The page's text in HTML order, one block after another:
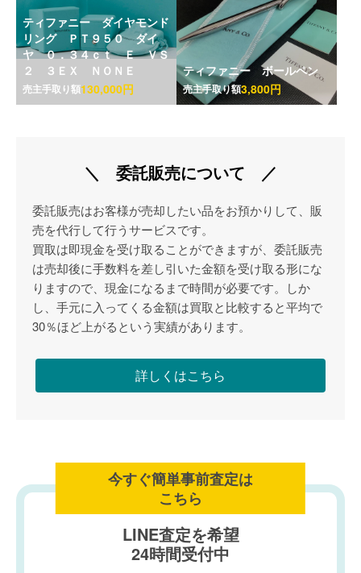
ティファニー ダイヤモンド
リング ＰＴ９５０ ダイ
ヤ ０．３４ｃｔ Ｅ ＶＳ
２ ３ＥＸ ＮＯＮＥ
売主手取り額130,000円
ティファニー ボールペン
売主手取り額3,800円
＼ 委託販売について ／
委託販売はお客様が売却したい品をお預かりして、販
売を代行して行うサービスです。
買取は即現金を受け取ることができますが、委託販売
は売却後に手数料を差し引いた金額を受け取る形にな
りますので、現金になるまで時間が必要です。しか
し、手元に入ってくる金額は買取と比較すると平均で
30％ほど上がるという実績があります。
詳しくはこちら
今すぐ簡単事前査定は
こちら
LINE査定を希望
24時間受付中